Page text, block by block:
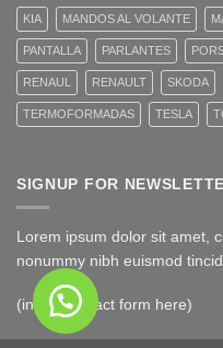
KIA MANDOS AL VOLANTE
PANTALLA PARLANTES
RENAUL RENAULT SKODA
TERMOFORMADAS TESLA
SIGNUP FOR
Lorem ipsum dolor sit amet,
nonummy nibh euismod
(insert contact form here)